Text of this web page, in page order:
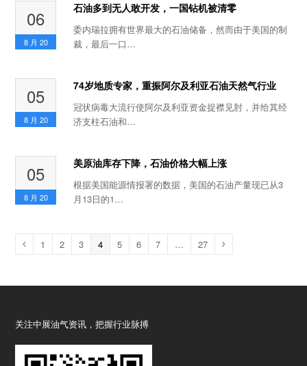
06
8 月 20
石油多到无人敢开发，一国钻机被清零
委内瑞拉拥有世界最大的石油储备，然而由于美国的制
裁，最后一口…
05
8 月 20
74岁地质专家，重振阿尔及利亚石油天然气行业
冠状病毒大流行使阿尔及利亚资金捉襟见肘，并给其经
济支柱石油和…
05
8 月 20
美原油库存下降，石油价格大幅上涨
根据美国能源情报署的数据，美国的石油产量现已从3
月13日的1…
Previous
Page
1 Page
2 Page
3 Page
4 Page
5 Page
6 Page
7 … Page
27
关注中展油气资讯，把握行业脉搏